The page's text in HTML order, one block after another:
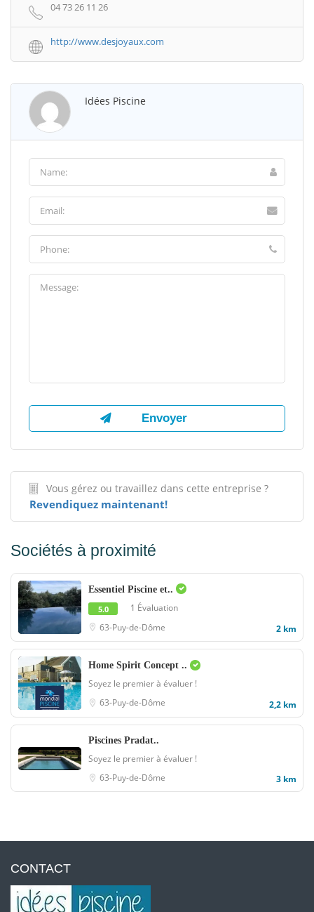
04 73 26 11 26
http://www.desjoyaux.com
Idées Piscine
Vous gérez ou travaillez dans cette entreprise ?
Revendiquez maintenant!
Sociétés à proximité
Essentiel Piscine et..
5.0
1 Évaluation
63-Puy-de-Dôme
2 km
Home Spirit Concept ..
Soyez le premier à évaluer !
63-Puy-de-Dôme
2,2 km
Piscines Pradat..
Soyez le premier à évaluer !
63-Puy-de-Dôme
3 km
CONTACT